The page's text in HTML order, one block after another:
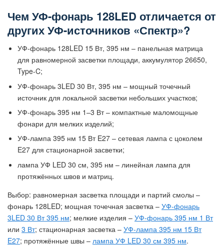
Чем УФ-фонарь 128LED отличается от
других УФ-источников «Спектр»?
УФ-фонарь 128LED 15 Вт, 395 нм – панельная матрица
для равномерной засветки площади, аккумулятор 26650,
Type-C;
УФ-фонарь 3LED 30 Вт, 395 нм – мощный точечный
источник для локальной засветки небольших участков;
УФ-фонарь 395 нм 1–3 Вт – компактные маломощные
фонари для мелких изделий;
УФ-лампа 395 нм 15 Вт E27 – сетевая лампа с цоколем
E27 для стационарной засветки;
лампа УФ LED 30 см, 395 нм – линейная лампа для
протяжённых швов и матриц.
Выбор: равномерная засветка площади и партий смолы –
фонарь 128LED; мощная точечная засветка – УФ-фонарь
3LED 30 Вт 395 нм; мелкие изделия – УФ-фонарь 395 нм 1 Вт
или 3 Вт; стационарная засветка – УФ-лампа 395 нм 15 Вт
E27; протяжённые швы – лампа УФ LED 30 см 395 нм.